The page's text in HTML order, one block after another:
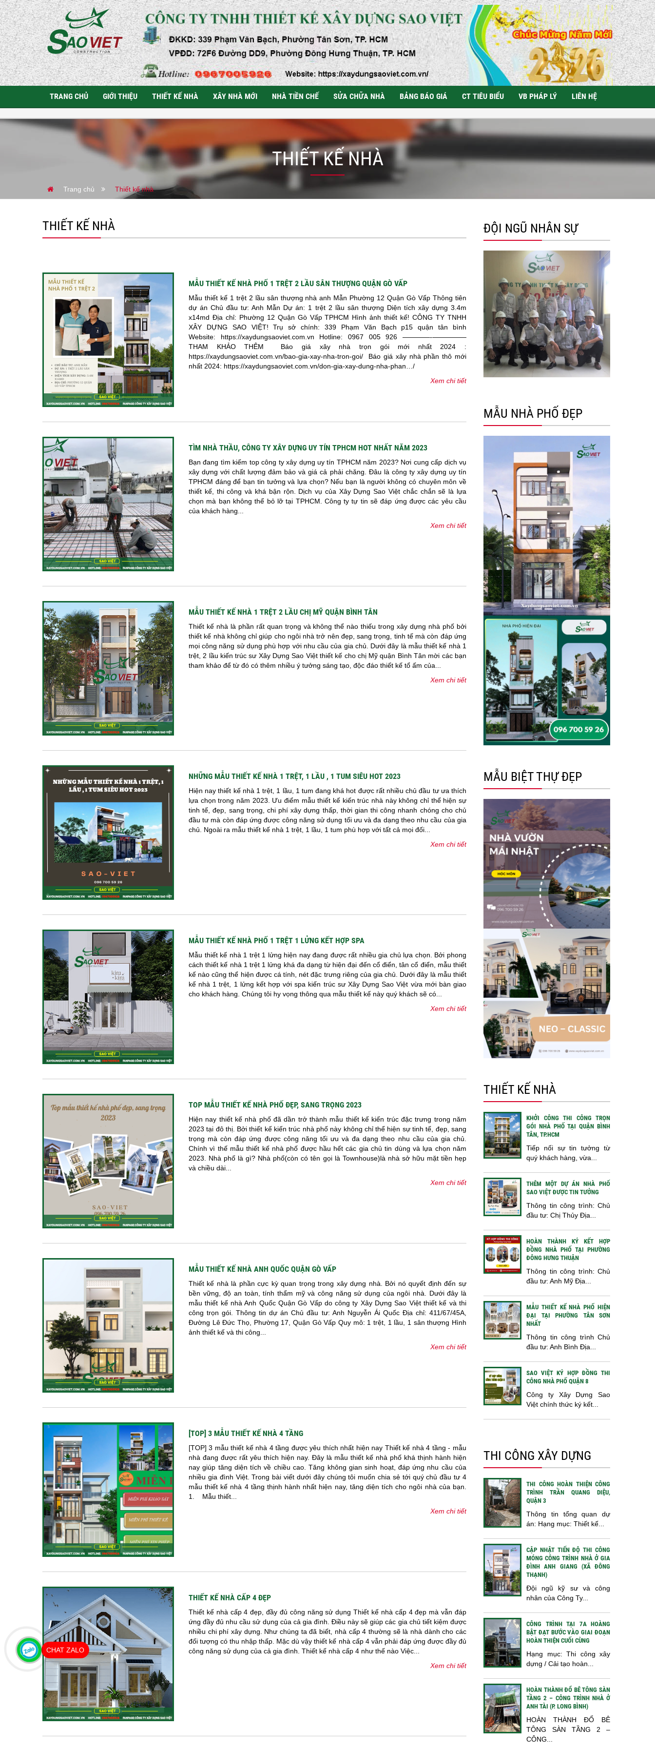
TRANG CHỦ GIỚI THIỆU THIẾT KẾ NHÀ XÂY NHÀ MỚI NHÀ TIỀN CHẾ SỬA CHỮA NHÀ BẢNG BÁO GIÁ CT TIÊU BIỂU VB PHÁP LÝ LIÊN HỆ
THIẾT KẾ NHÀ
Trang chủ Thiết kế nhà
THIẾT KẾ NHÀ
MẪU THIẾT KẾ NHÀ PHỐ 1 TRỆT 2 LẦU SÂN THƯỢNG QUẬN GÒ VẤP
Mẫu thiết kế 1 trệt 2 lầu sân thượng nhà anh Mẫn Phường 12 Quận Gò Vấp Thông tiên
dự án Chủ đầu tư: Anh Mẫn Dự án: 1 trệt 2 lầu sân thượng Diện tích xây dựng 3.4m
x14md Địa chỉ: Phường 12 Quận Gò Vấp TPHCM Hình ảnh thiết kế! CÔNG TY TNHH
XÂY DỰNG SAO VIỆT! Trụ sở chính: 339 Phạm Văn Bạch p15 quận tân bình
Website: https://xaydungsaoviet.com.vn Hotline: 0967 005 926 ————-—————
THAM KHẢO THÊM Báo giá xây nhà trọn gói mới nhất 2024 :
https://xaydungsaoviet.com.vn/bao-gia-xay-nha-tron-goi/ Báo giá xây nhà phần thô mới
nhất 2024: https://xaydungsaoviet.com.vn/don-gia-xay-dung-nha-phan…/
Xem chi tiết
TÌM NHÀ THẦU, CÔNG TY XÂY DỰNG UY TÍN TPHCM HOT NHẤT NĂM 2023
Bạn đang tìm kiếm top công ty xây dựng uy tín TPHCM năm 2023? Nơi cung cấp dịch vụ
xây dựng với chất lượng đảm bảo và giá cả phải chăng. Đâu là công ty xây dựng uy tín
TPHCM đáng để bạn tin tưởng và lựa chọn? Nếu bạn là người không có chuyên môn về
thiết kế, thi công và khá bận rộn. Dịch vụ của Xây Dựng Sao Việt chắc chắn sẽ là lựa
chọn mà bạn không thể bỏ lỡ tại TPHCM. Công ty tự tin sẽ đáp ứng được các yêu cầu
của khách hàng...
Xem chi tiết
MẪU THIẾT KẾ NHÀ 1 TRỆT 2 LẦU CHỊ MỸ QUẬN BÌNH TÂN
Thiết kế nhà là phần rất quan trọng và không thể nào thiếu trong xây dựng nhà phố bởi
thiết kế nhà không chỉ giúp cho ngôi nhà trở nên đẹp, sang trọng, tinh tế mà còn đáp ứng
mọi công năng sử dụng phù hợp với nhu cầu của gia chủ. Dưới đây là mẫu thiết kế nhà 1
trệt, 2 lầu kiến trúc sư Xây Dựng Sao Việt thiết kế cho chị Mỹ quận Bình Tân mời các bạn
tham khảo để từ đó có thêm nhiều ý tưởng sáng tạo, độc đáo thiết kế tổ ấm của...
Xem chi tiết
NHỮNG MẪU THIẾT KẾ NHÀ 1 TRỆT, 1 LẦU , 1 TUM SIÊU HOT 2023
Hiện nay thiết kế nhà 1 trệt, 1 lầu, 1 tum đang khá hot được rất nhiều chủ đầu tư ưa thích
lựa chọn trong năm 2023. Ưu điểm mẫu thiết kế kiến trúc nhà này không chỉ thể hiện sự
tinh tế, đẹp, sang trọng, chi phí xây dựng thấp, thời gian thi công nhanh chóng cho chủ
đầu tư mà còn đáp ứng được công năng sử dụng tối ưu và đa dạng theo nhu cầu của gia
chủ. Ngoài ra mẫu thiết kế nhà 1 trệt, 1 lầu, 1 tum phù hợp với tất cả mọi đối...
Xem chi tiết
MẪU THIẾT KẾ NHÀ PHỐ 1 TRỆT 1 LỬNG KẾT HỢP SPA
Mẫu thiết kế nhà 1 trệt 1 lửng hiện nay đang được rất nhiều gia chủ lựa chọn. Bởi phong
cách thiết kế nhà 1 trệt 1 lửng khá đa dạng từ hiện đại đến cổ điển, tân cổ điển, mẫu thiết
kế nào cũng thể hiện được cá tính, nét đặc trưng riêng của gia chủ. Dưới đây là mẫu thiết
kế nhà 1 trệt, 1 lửng kết hợp với spa kiến trúc sư Xây Dựng Sao Việt vừa mới bàn giao
cho khách hàng. Chúng tôi hy vọng thông qua mẫu thiết kế này quý khách sẽ có...
Xem chi tiết
TOP MẪU THIẾT KẾ NHÀ PHỐ ĐẸP, SANG TRỌNG 2023
Hiện nay thiết kế nhà phố đã dần trở thành mẫu thiết kế kiến trúc đặc trưng trong năm
2023 tại đô thị. Bởi thiết kế kiến trúc nhà phố này không chỉ thể hiện sự tinh tế, đẹp, sang
trọng mà còn đáp ứng được công năng tối ưu và đa dạng theo nhu cầu của gia chủ.
Chính vì thế mẫu thiết kế nhà phố được hầu hết các gia chủ tin dùng và lựa chọn năm
2023. Nhà phố là gì? Nhà phố(còn có tên gọi là Townhouse)là nhà sở hữu mặt tiền hẹp
và chiều dài...
Xem chi tiết
MẪU THIẾT KẾ NHÀ ANH QUỐC QUẬN GÒ VẤP
Thiết kế nhà là phần cực kỳ quan trọng trong xây dựng nhà. Bởi nó quyết định đến sự
bền vững, độ an toàn, tính thẩm mỹ và công năng sử dụng của ngôi nhà. Dưới đây là
mẫu thiết kế nhà Anh Quốc Quận Gò Vấp do công ty Xây Dựng Sao Việt thiết kế và thi
công trọn gói. Thông tin dự án Chủ đầu tư: Anh Nguyễn Ái Quốc Địa chỉ: 411/67/45A,
Đường Lê Đức Thọ, Phường 17, Quận Gò Vấp Quy mô: 1 trệt, 1 lầu, 1 sân thượng Hình
ảnh thiết kế và thi công...
Xem chi tiết
[TOP] 3 MẪU THIẾT KẾ NHÀ 4 TẦNG
[TOP] 3 mẫu thiết kế nhà 4 tầng được yêu thích nhất hiện nay Thiết kế nhà 4 tầng - mẫu
nhà đang được rất yêu thích hiện nay. Đây là mẫu thiết kế nhà phố khá thịnh hành hiện
nay giúp tăng diện tích về chiều cao. Tăng không gian sinh hoạt, đáp ứng nhu cầu của
nhiều gia đình Việt. Trong bài viết dưới đây chúng tôi muốn chia sẻ tới quý chủ đầu tư 4
mẫu thiết kế nhà 4 tầng thịnh hành nhất hiện nay, tăng diện tích cho ngôi nhà của bạn.
1. Mẫu thiết...
Xem chi tiết
THIẾT KẾ NHÀ CẤP 4 ĐẸP
Thiết kế nhà cấp 4 đẹp, đầy đủ công năng sử dụng Thiết kế nhà cấp 4 đẹp mà vẫn đáp
ứng đầy đủ nhu cầu sử dụng của cả gia đình. Điều này sẽ giúp các gia chủ tiết kiệm được
nhiều chi phí xây dựng. Như chúng ta đã biết, nhà cấp 4 thường sẽ là nhà dành cho các
đối tượng có thu nhập thấp. Mặc dù vậy thiết kế nhà cấp 4 vẫn phải đáp ứng được đầy đủ
công năng sử dụng của cả gia đình. Thiết kế nhà cấp 4 như thế nào Việc...
Xem chi tiết
ĐỘI NGŨ NHÂN SỰ
MẪU NHÀ PHỐ ĐẸP
MẪU BIỆT THỰ ĐẸP
THIẾT KẾ NHÀ
KHỞI CÔNG THI CÔNG TRỌN
GÓI NHÀ PHỐ TẠI QUẬN BÌNH
TÂN, TP.HCM
Tiếp nối sự tin tưởng từ
quý khách hàng, vừa...
THÊM MỘT DỰ ÁN NHÀ PHỐ
SAO VIỆT ĐƯỢC TIN TƯỞNG
Thông tin công trình: Chủ
đầu tư: Chị Thủy Địa...
HOÀN THÀNH KÝ KẾT HỢP
ĐỒNG NHÀ PHỐ TẠI PHƯỜNG
ĐÔNG HƯNG THUẬN
Thông tin công trình: Chủ
đầu tư: Anh Mỹ Địa...
MẪU THIẾT KẾ NHÀ PHỐ HIỆN
ĐẠI TẠI PHƯỜNG TÂN SƠN
NHẤT
Thông tin công trình Chủ
đầu tư: Anh Bình Địa...
SAO VIỆT KÝ HỢP ĐỒNG THI
CÔNG NHÀ PHỐ QUẬN 8
Công ty Xây Dựng Sao
Việt chính thức ký kết...
THI CÔNG XÂY DỰNG
THI CÔNG HOÀN THIỆN CÔNG
TRÌNH TRẦN QUANG DIỆU,
QUẬN 3
Thông tin tổng quan dự
án: Hạng mục: Thiết kế...
CẬP NHẬT TIẾN ĐỘ THI CÔNG
MÓNG CÔNG TRÌNH NHÀ Ở GIA
ĐÌNH ANH GIANG (XÃ ĐÔNG
THẠNH)
Đội ngũ kỹ sư và công
nhân của Công Ty...
CÔNG TRÌNH TẠI 7A HOÀNG
BẬT ĐẠT BƯỚC VÀO GIAI ĐOẠN
HOÀN THIỆN CUỐI CÙNG
Hạng mục: Thi công xây
dựng / Cải tạo hoàn...
HOÀN THÀNH ĐỔ BÊ TÔNG SÀN
TẦNG 2 – CÔNG TRÌNH NHÀ Ở
ANH TÀI (P. LONG BÌNH)
HOÀN THÀNH ĐỔ BÊ
TÔNG SÀN TẦNG 2 –
CÔNG...
CHAT ZALO